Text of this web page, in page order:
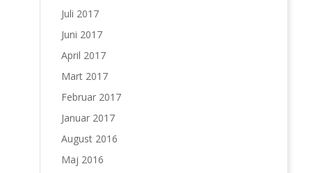
Juli 2017
Juni 2017
April 2017
Mart 2017
Februar 2017
Januar 2017
August 2016
Maj 2016